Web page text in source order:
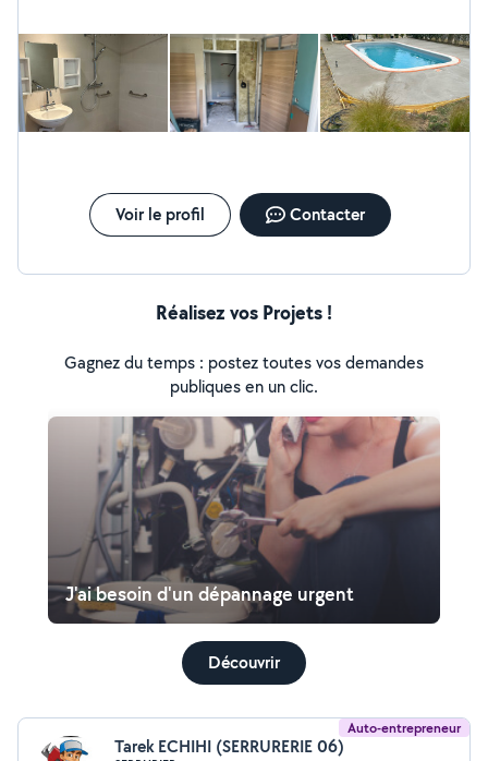
Voir le profil Contacter
Réalisez vos Projets !
Gagnez du temps : postez toutes vos demandes
publiques en un clic.
J'ai besoin d'un dépannage urgent
Découvrir
Auto-entrepreneur
Tarek ECHIHI (SERRURERIE 06)